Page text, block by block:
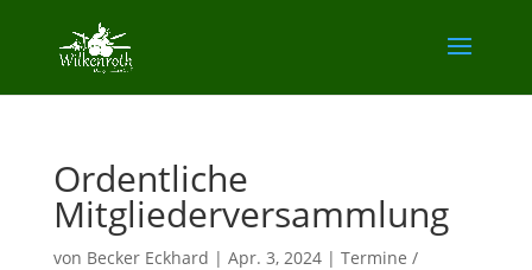
Ordentliche
Mitgliederversammlung
von Becker Eckhard | Apr. 3, 2024| Termine /